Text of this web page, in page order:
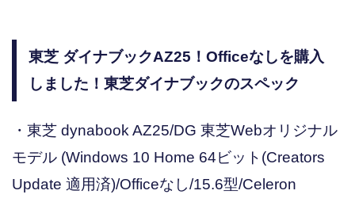
東芝 ダイナブックAZ25！Officeなしを購入
しました！東芝ダイナブックのスペック
・東芝 dynabook AZ25/DG 東芝Webオリジナル
モデル (Windows 10 Home 64ビット(Creators
Update 適用済)/Officeなし/15.6型/Celeron